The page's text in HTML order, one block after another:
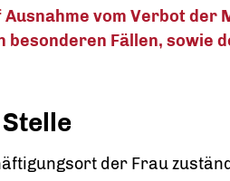
Ausnahme vom Verbot der
besonderen Fällen, sowie
der Frau